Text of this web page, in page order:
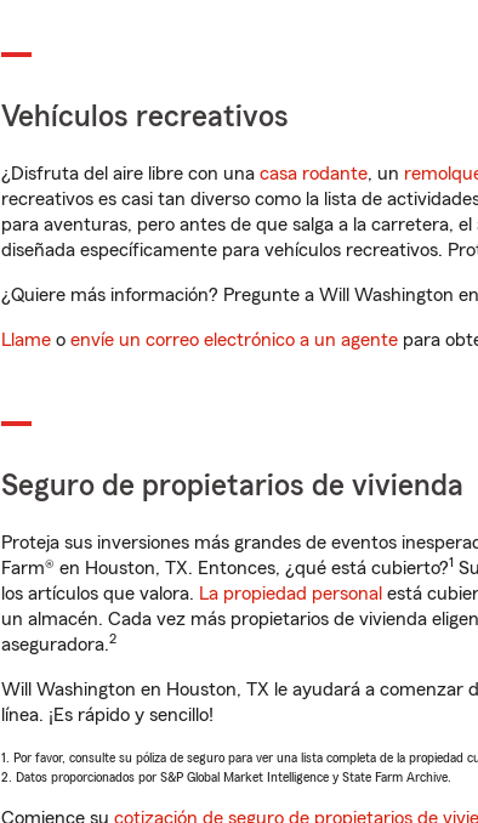
Vehículos recreativos
¿Disfruta del aire libre con una casa rodante, un
recreativos es casi tan diverso como la lista de
para aventuras, pero antes de que salga a la carretera,
diseñada específicamente para vehículos recreativos.
¿Quiere más información? Pregunte a Will Washington
Llame o envíe un correo electrónico a un agente para
Seguro de propietarios de vivienda
Proteja sus inversiones más grandes de eventos
Farm® en Houston, TX. Entonces, ¿qué está cubierto?1
los artículos que valora. La propiedad personal está
un almacén. Cada vez más propietarios de vivienda
aseguradora.2
Will Washington en Houston, TX le ayudará a comenzar
línea. ¡Es rápido y sencillo!
1. Por favor, consulte su póliza de seguro para ver una lista completa de la propiedad
2. Datos proporcionados por S&P Global Market Intelligence y State Farm Archive.
Comience su cotización de seguro de propietarios de